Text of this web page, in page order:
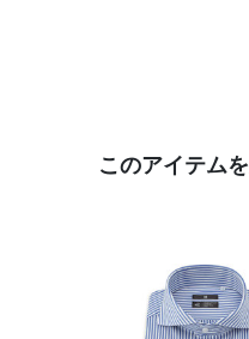
このアイテム